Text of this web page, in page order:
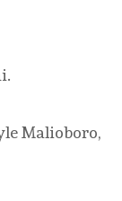
Malioboro,